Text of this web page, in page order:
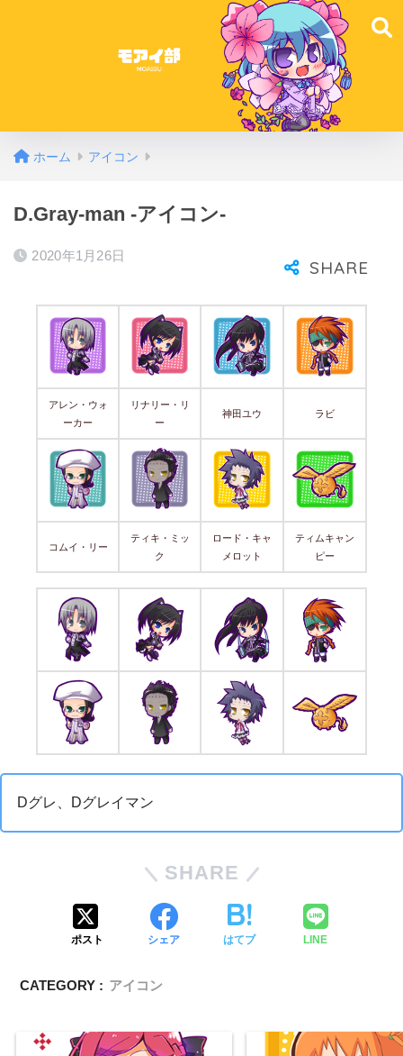
ホーム アイコン
D.Gray-man -アイコン-
2020年1月26日
アレン・ウォ
ーカー
リナリー・リ
ー
神田ユウ ラビ
コムイ・リー
ティキ・ミッ
ク
ロード・キャ
メロット
ティムキャン
ピー
Dグレ、Dグレイマン
SHARE
ポスト シェア はてブ LINE
CATEGORY : アイコン